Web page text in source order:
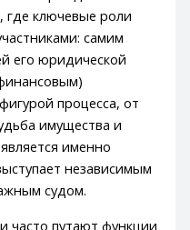
ключевые роли
самим
его юридической
процесса, от
имущества и
именно
независимым
судом.
часто путают функции